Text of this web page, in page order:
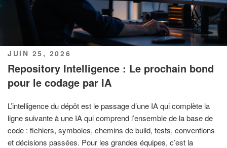
PUBLIÉ
LE
JUIN 25, 2026
Repository Intelligence : Le prochain bond
pour le codage par IA
L’intelligence du dépôt est le passage d’une IA qui complète la
ligne suivante à une IA qui comprend l’ensemble de la base de
code : fichiers, symboles, chemins de build, tests, conventions
et décisions passées. Pour les grandes équipes, c’est la